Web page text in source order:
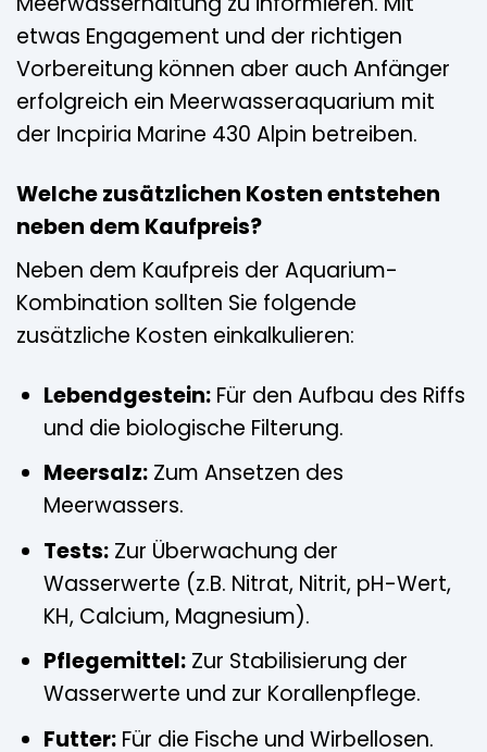
etwas Engagement und der richtigen
Vorbereitung können aber auch Anfänger
erfolgreich ein Meerwasseraquarium mit
der Incpiria Marine 430 Alpin betreiben.
Welche zusätzlichen Kosten entstehen
neben dem Kaufpreis?
Neben dem Kaufpreis der Aquarium-
Kombination sollten Sie folgende
zusätzliche Kosten einkalkulieren:
Lebendgestein:Für den Aufbau des Riffs
und die biologische Filterung.
Meersalz:Zum Ansetzen des
Meerwassers.
Tests:Zur Überwachung der
Wasserwerte (z.B. Nitrat, Nitrit, pH-Wert,
KH, Calcium, Magnesium).
Pflegemittel:Zur Stabilisierung der
Wasserwerte und zur Korallenpflege.
Futter:Für die Fische und Wirbellosen.